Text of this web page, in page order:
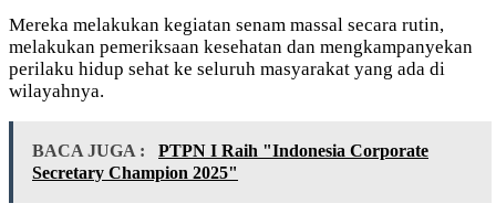
Mereka melakukan kegiatan senam massal secara rutin,
melakukan pemeriksaan kesehatan dan mengkampanyekan
perilaku hidup sehat ke seluruh masyarakat yang ada di
wilayahnya.
BACA JUGA :
PTPN I Raih "Indonesia Corporate
Secretary Champion 2025"